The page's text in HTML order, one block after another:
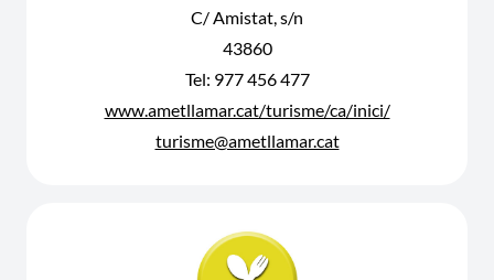
C/ Amistat, s/n
43860
Tel: 977 456 477
www.ametllamar.cat/turisme/ca/inici/
turisme@ametllamar.cat